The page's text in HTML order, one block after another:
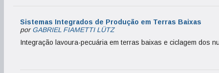
Sistemas Integrados de Produção em Terras Baixas
porGABRIEL FIAMETTI LÜTZ
Integração lavoura-pecuária em terras baixas e ciclagem dos